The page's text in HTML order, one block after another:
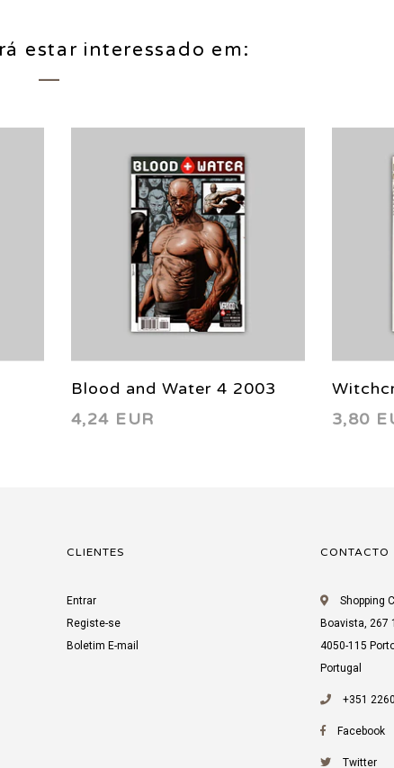
estar interessado em:
Blood and Water 4 2003
4,24 EUR
3,80
CLIENTES
Entrar
Registe-se
Boletim E-mail
CONTACTO
Shopping
Boavista, 267
4050-115
Portugal
+351
Facebook
Twitter